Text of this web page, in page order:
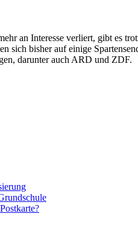
an Interesse verliert, gibt es
sich bisher auf einige
darunter auch ARD und ZDF.